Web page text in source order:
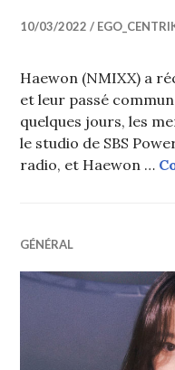
10/03/2022
Haewon (NMIXX) a
et leur passé
quelques jours, les
le studio de SBS
radio, et Haewon …
GÉNÉRAL